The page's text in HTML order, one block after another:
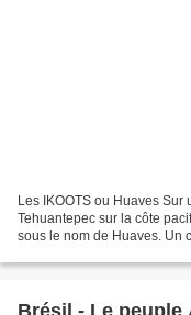
Les IKOOTS ou Huaves Sur
Tehuantepec sur la côte
sous le nom de Huaves. Un
Brésil - Le peuple